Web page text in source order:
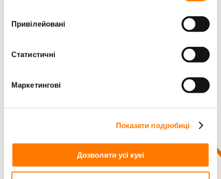
Привілейовані
Статистичні
Маркетингові
Показати подробиці
Дозволити усі кукі
ЗВ'ЯЗАТИСЯ З НАМИ
ІНФОРМАЦІЙНА РОЗСИЛКА
Думаю, ви хочете його знайти.